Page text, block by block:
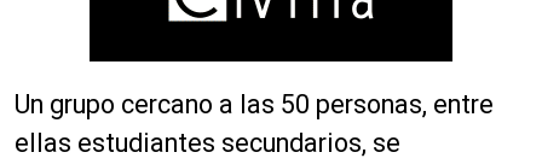
Un grupo cercano a las 50 personas, entre
ellas estudiantes secundarios, se